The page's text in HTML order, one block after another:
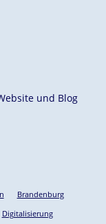
und Blog
Brandenburg
Digitalisierung